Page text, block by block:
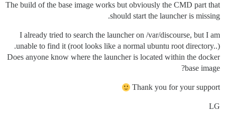
The build of the base image works but obviously the CMD part that
should start the launcher is missing.
I already tried to search the launcher on /var/discourse, but I am
unable to find it (root looks like a normal ubuntu root directory..).
Does anyone know where the launcher is located within the docker
base image?
Thank you for your support
LG